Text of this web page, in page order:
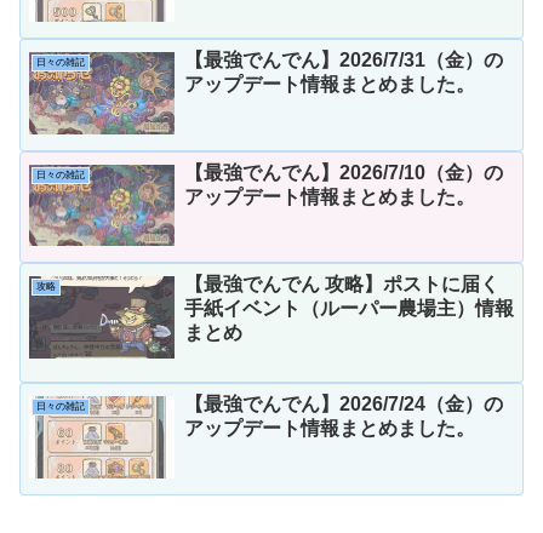
日々の雑記
【最強でんでん】2026/7/31（金）の
アップデート情報まとめました。
日々の雑記
【最強でんでん】2026/7/10（金）の
アップデート情報まとめました。
攻略
【最強でんでん 攻略】ポストに届く
手紙イベント（ルーパー農場主）情報
まとめ
日々の雑記
【最強でんでん】2026/7/24（金）の
アップデート情報まとめました。